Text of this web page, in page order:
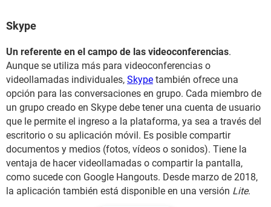
Skype
Un referente en el campo de las videoconferencias.
Aunque se utiliza más para videoconferencias o
videollamadas individuales, Skype también ofrece una
opción para las conversaciones en grupo. Cada miembro de
un grupo creado en Skype debe tener una cuenta de usuario
que le permite el ingreso a la plataforma, ya sea a través del
escritorio o su aplicación móvil. Es posible compartir
documentos y medios (fotos, vídeos o sonidos). Tiene la
ventaja de hacer videollamadas o compartir la pantalla,
como sucede con Google Hangouts. Desde marzo de 2018,
la aplicación también está disponible en una versión Lite.